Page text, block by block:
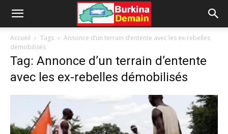
Accueil Tags
Annonce d’un terrain d’entente avec les ex-rebelles
démobilisés
Tag: Annonce d’un terrain d’entente
avec les ex-rebelles démobilisés